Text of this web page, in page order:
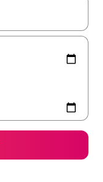
les flèches vers le